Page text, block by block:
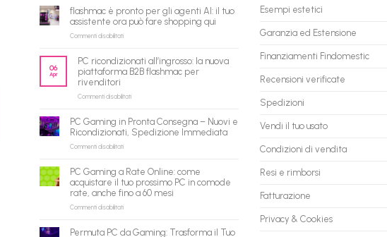
flashmac è pronto per gli agenti AI: il tuo
assistente ora può fare shopping qui
Commenti disabilitatisu
pronto
per
agenti
tuo
assistente
shopping
qui
06
Apr
PC ricondizionati all’ingrosso: la nuova
piattaforma B2B flashmac per
rivenditori
Commenti disabilitatisu
all’ingrosso:
la
flashmac
per
rivenditori
PC Gaming in Pronta Consegna – Nuovi e
Ricondizionati, Spedizione Immediata
Commenti disabilitatisu
in
Pronta
Consegna
–
Ricondizionati,
PC Gaming a Rate Online: come
acquistare il tuo prossimo PC in comode
rate, anche fino a 60 mesi
Commenti disabilitatisu
Permuta PC da Gaming: Trasforma il Tuo
Esempi estetici
Garanzia ed Estensione
Finanziamenti Findomestic
Recensioni verificate
Spedizioni
Vendi il tuo usato
Condizioni di vendita
Resi e rimborsi
Fatturazione
Privacy & Cookies